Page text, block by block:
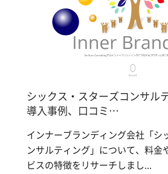
シックス・スターズコンサル
導入事例、口コミ…
インナーブランディング会社「シ
ンサルティング」について、料金
ビスの特徴をリサーチしまし...